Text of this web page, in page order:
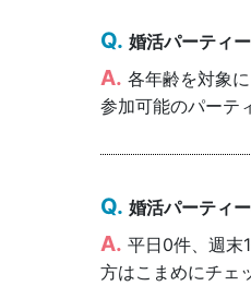
婚活パーティ
各年齢を対象
参加可能のパーテ
婚活パーティ
平日0件、週末
方はこまめにチェ